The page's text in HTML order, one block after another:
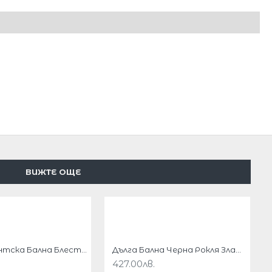
ВИЖТЕ ОЩЕ
Абитуриентска Бална Блестяща Дълга Зелена Рокля Макси Дами Дълга Бална Черна Рокля Златни Пайети Дълъг Ръкав
427.00лв.